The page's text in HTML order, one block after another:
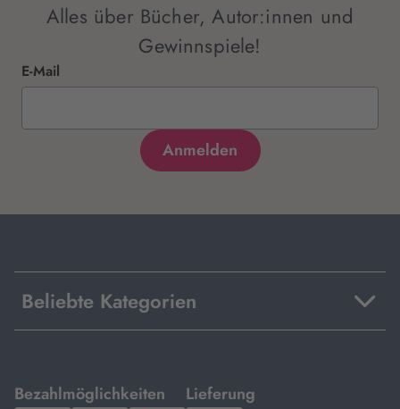
Alles über Bücher, Autor:innen und
Gewinnspiele!
E-Mail
Beliebte Kategorien
Bezahlmöglichkeiten
mit
Lieferung
mit